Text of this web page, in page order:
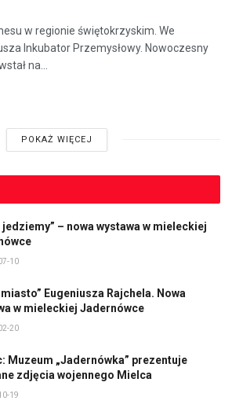
w regionie świętokrzyskim. We
Inkubator Przemysłowy. Nowoczesny
na...
POKAŻ WIĘCEJ
jedziemy” – nowa wystawa w mieleckiej
10
Eugeniusza Rajchela. Nowa
w mieleckiej Jadernówce
20
Muzeum „Jadernówka” prezentuje
zdjęcia wojennego Mielca
19